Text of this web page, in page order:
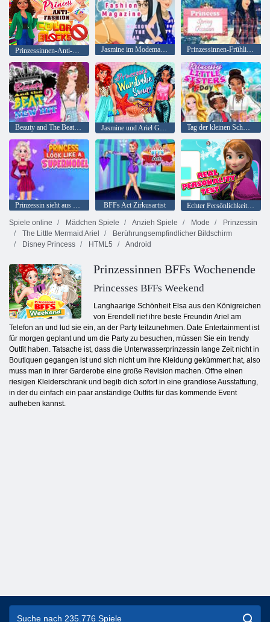
Jasmine im Modemagazin Prinzessinnen-Frühlingsanlässe
Beauty and The Beat 2 Neuer Hit Jasmine und Ariel Garderobentausch Tag der kleinen Schwestern der Prinzessinnen
Prinzessin sieht aus wie ein Supermodel BFFs Act Zirkusartist
Echter Persönlichkeitstest
Spiele online
Mädchen Spiele Anzieh Spiele Mode
Prinzessin
The Little Mermaid Ariel
Berührungsempfindlicher Bildschirm
Disney Princess
HTML5 Android
Prinzessinnen BFFs Wochenende
Princesses BFFs Weekend
Langhaarige Schönheit Elsa aus den Königreichen
von Erendell rief ihre beste Freundin Ariel am
Telefon an und lud sie ein, an der Party teilzunehmen. Date Entertainment ist
für morgen geplant und um die Party zu besuchen, müssen Sie ein trendy
Outfit haben. Tatsache ist, dass die Unterwasserprinzessin lange Zeit nicht in
Boutiquen gegangen ist und sich nicht um ihre Kleidung gekümmert hat, also
muss man in ihrer Garderobe eine große Revision machen. Öffne einen
riesigen Kleiderschrank und begib dich sofort in eine grandiose Ausstattung,
in der du einfach ein paar anständige Outfits für das kommende Event
aufheben kannst.